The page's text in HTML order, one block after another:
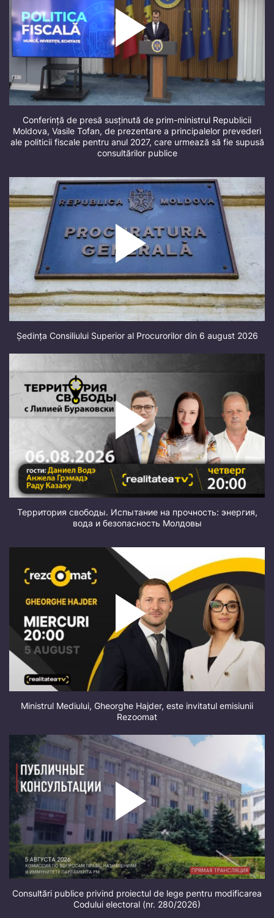
Conferință de presă susținută de prim-ministrul Republicii
Moldova, Vasile Tofan, de prezentare a principalelor prevederi
ale politicii fiscale pentru anul 2027, care urmează să fie supusă
consultărilor publice
Ședința Consiliului Superior al Procurorilor din 6 august 2026
Территория свободы. Испытание на прочность: энергия,
вода и безопасность Молдовы
Ministrul Mediului, Gheorghe Hajder, este invitatul emisiunii
Rezoomat
Consultări publice privind proiectul de lege pentru modificarea
Codului electoral (nr. 280/2026)